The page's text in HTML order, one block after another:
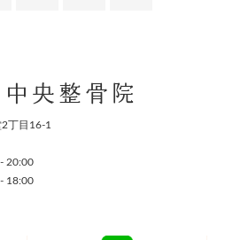
央整骨院
丁目16-1
20:00
18:00